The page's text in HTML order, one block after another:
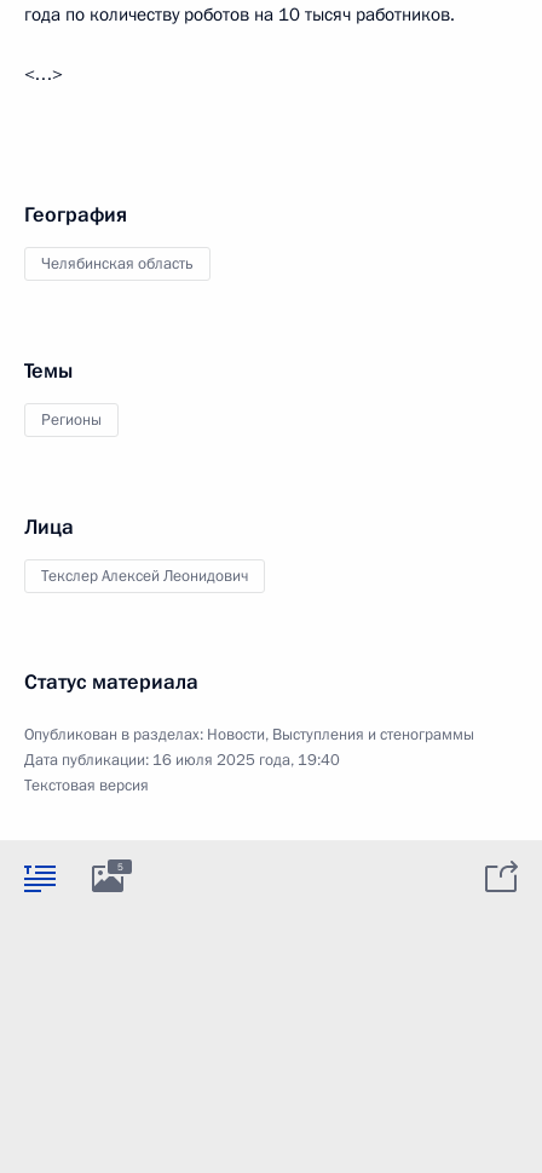
года по количеству роботов на 10 тысяч работников.
<…>
География
Челябинская область
Темы
Регионы
Лица
Текслер Алексей Леонидович
Статус материала
Опубликован в разделах: Новости, Выступления и стенограммы
Дата публикации: 16 июля 2025 года, 19:40
Текстовая версия
5